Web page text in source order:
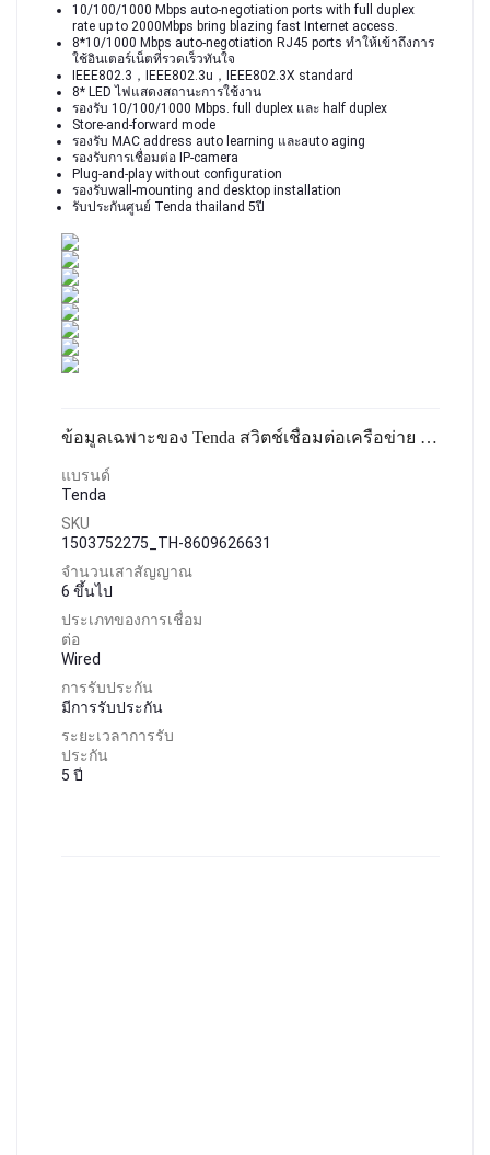
10/100/1000 Mbps auto-negotiation ports with full duplex
rate up to 2000Mbps bring blazing fast Internet access.
8*10/1000 Mbps auto-negotiation RJ45 ports ทำให้เข้าถึงการ
ใช้อินเตอร์เน็ตที่รวดเร็วทันใจ
IEEE802.3，IEEE802.3u，IEEE802.3X standard
8* LED ไฟแสดงสถานะการใช้งาน
รองรับ 10/100/1000 Mbps. full duplex และ half duplex
Store-and-forward mode
รองรับ MAC address auto learning และauto aging
รองรับการเชื่อมต่อ IP-camera
Plug-and-play without configuration
รองรับwall-mounting and desktop installation
รับประกันศูนย์ Tenda thailand 5ปี
ข้อมูลเฉพาะของ Tenda สวิตช์เชื่อมต่อเครือข่าย 8 พอร์ต SG108 Network Switch 8 Ports 10/100/1000Mbps Fast Ethernet RJ45 Switcher Lan Hub MDI/MDIX Full/Half duplex exchange รุ่น SG108 รับประกัน 5 ปี
แบรนด์
Tenda
SKU
1503752275_TH-8609626631
จำนวนเสาสัญญาณ
6 ขึ้นไป
ประเภทของการเชื่อม
ต่อ
Wired
การรับประกัน
มีการรับประกัน
ระยะเวลาการรับ
ประกัน
5 ปี